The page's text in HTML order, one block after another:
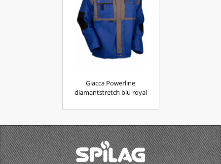
Giacca Powerline
diamantstretch blu royal